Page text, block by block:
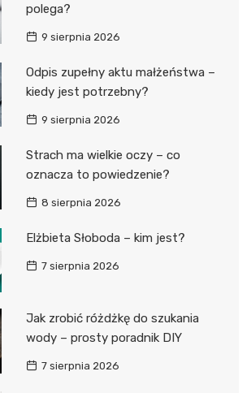
polega?
9 sierpnia 2026
Odpis zupełny aktu małżeństwa –
kiedy jest potrzebny?
9 sierpnia 2026
Strach ma wielkie oczy – co
oznacza to powiedzenie?
8 sierpnia 2026
Elżbieta Słoboda – kim jest?
7 sierpnia 2026
Jak zrobić różdżkę do szukania
wody – prosty poradnik DIY
7 sierpnia 2026